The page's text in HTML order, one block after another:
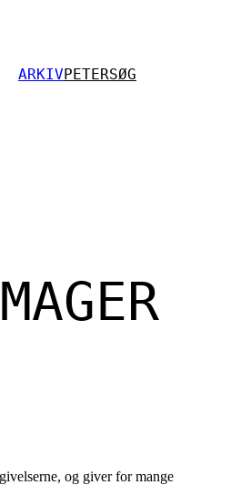
ARKIV PETERSØG
og giver for mange